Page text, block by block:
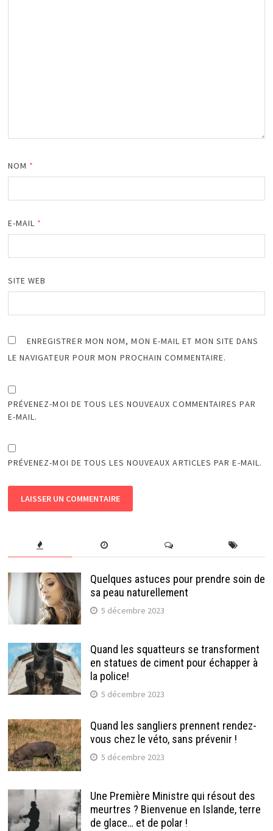
NOM *
E-MAIL *
SITE WEB
ENREGISTRER MON NOM, MON E-MAIL ET MON SITE DANS
LE NAVIGATEUR POUR MON PROCHAIN COMMENTAIRE.
PRÉVENEZ-MOI DE TOUS LES NOUVEAUX COMMENTAIRES PAR
E-MAIL.
PRÉVENEZ-MOI DE TOUS LES NOUVEAUX ARTICLES PAR E-MAIL.
Quelques astuces pour prendre soin de
sa peau naturellement
5 décembre 2023
Quand les squatteurs se transforment
en statues de ciment pour échapper à
la police!
5 décembre 2023
Quand les sangliers prennent rendez-
vous chez le véto, sans prévenir !
5 décembre 2023
Une Première Ministre qui résout des
meurtres ? Bienvenue en Islande, terre
de glace… et de polar !